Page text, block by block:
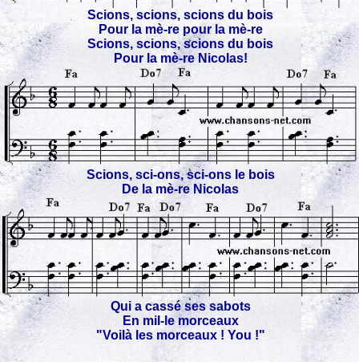
Scions, scions, scions du bois
Pour la mè-re pour la mè-re
Scions, scions, scions du bois
Pour la mè-re Nicolas!
Scions, sci-ons, sci-ons le bois
De la mè-re Nicolas
Qui a cassé ses sabots
En mil-le morceaux
"Voilà les morceaux ! You !"